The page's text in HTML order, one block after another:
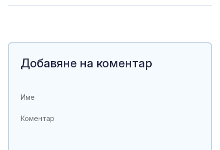
Добавяне на коментар